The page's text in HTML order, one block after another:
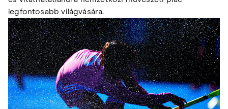
legfontosabb világvására.